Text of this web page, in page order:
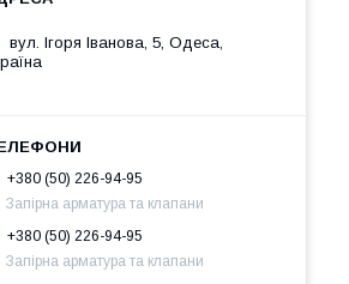
вул. Ігоря Іванова, 5, Одеса,
+380 (50) 226-94-95
Запірна арматура та клапани
+380 (50) 226-94-95
Запірна арматура та клапани